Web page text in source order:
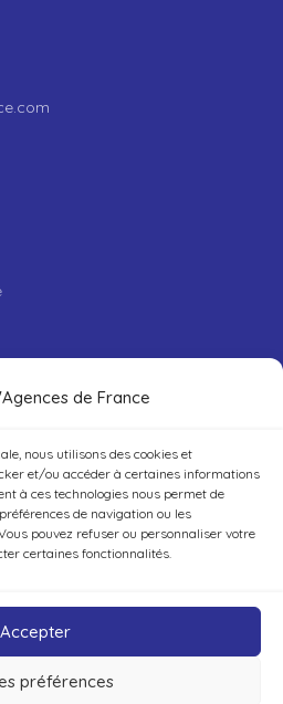
de France
nous utilisons des cookies et
et/ou accéder à certaines informations
à ces technologies nous permet de
de navigation ou les
pouvez refuser ou personnaliser votre
certaines fonctionnalités.
Accepter
préférences